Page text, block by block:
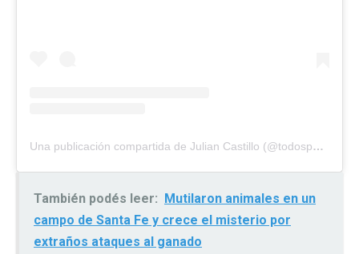
Una publicación compartida de Julian Castillo (@todosporjuli_)
También podés leer: Mutilaron animales en un
campo de Santa Fe y crece el misterio por
extraños ataques al ganado